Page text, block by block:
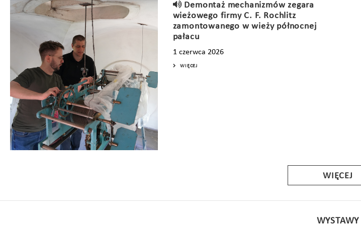
Demontaż mechanizmów zegara
wieżowego firmy C. F. Rochlitz
zamontowanego w wieży północnej
pałacu
1 czerwca 2026
WIĘCEJ
WIĘCEJ
WYSTAWY